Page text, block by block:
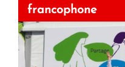
francophone